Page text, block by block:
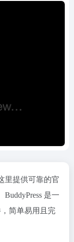
里提供可靠的官
是一
，简单易用且完